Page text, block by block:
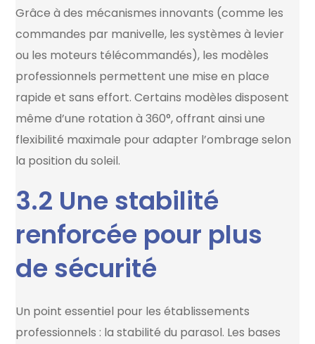
Grâce à des mécanismes innovants (comme les
commandes par manivelle, les systèmes à levier
ou les moteurs télécommandés), les modèles
professionnels permettent une mise en place
rapide et sans effort. Certains modèles disposent
même d’une rotation à 360°, offrant ainsi une
flexibilité maximale pour adapter l’ombrage selon
la position du soleil.
3.2 Une stabilité
renforcée pour plus
de sécurité
Un point essentiel pour les établissements
professionnels : la stabilité du parasol. Les bases